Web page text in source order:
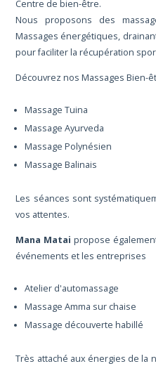
Centre de bien-être.
Nous proposons des
Massages énergétiques,
pour faciliter la récupération
Découvrez nos Massages Bien-
Massage Tuina
Massage Ayurveda
Massage Polynésien
Massage Balinais
Les séances sont
vos attentes.
Mana Matai propose
événements et les entreprises
Atelier d'automassage
Massage Amma sur chaise
Massage découverte habillé
Très attaché aux énergies de la